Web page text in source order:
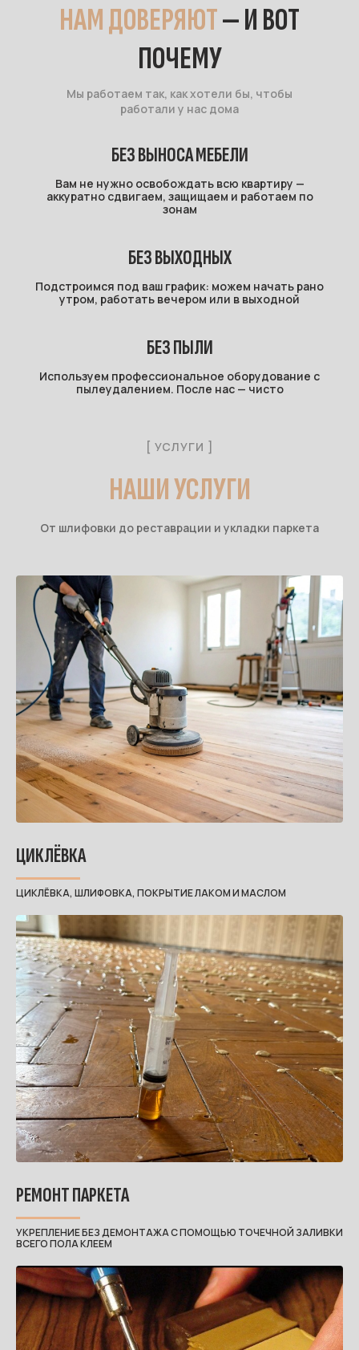
НАМ ДОВЕРЯЮТ— И ВОТ
ПОЧЕМУ
Мы работаем так, как хотели бы, чтобы
работали у нас дома
БЕЗ ВЫНОСА МЕБЕЛИ
Вам не нужно освобождать всю квартиру —
аккуратно сдвигаем, защищаем и работаем по
зонам
БЕЗ ВЫХОДНЫХ
Подстроимся под ваш график: можем начать рано
утром, работать вечером или в выходной
БЕЗ ПЫЛИ
Используем профессиональное оборудование с
пылеудалением. После нас — чисто
[ УСЛУГИ ]
НАШИ УСЛУГИ
От шлифовки до реставрации и укладки паркета
ЦИКЛЁВКА
ЦИКЛЁВКА, ШЛИФОВКА, ПОКРЫТИЕ ЛАКОМ И МАСЛОМ
РЕМОНТ ПАРКЕТА
УКРЕПЛЕНИЕ БЕЗ ДЕМОНТАЖА С ПОМОЩЬЮ ТОЧЕЧНОЙ ЗАЛИВКИ
ВСЕГО ПОЛА КЛЕЕМ